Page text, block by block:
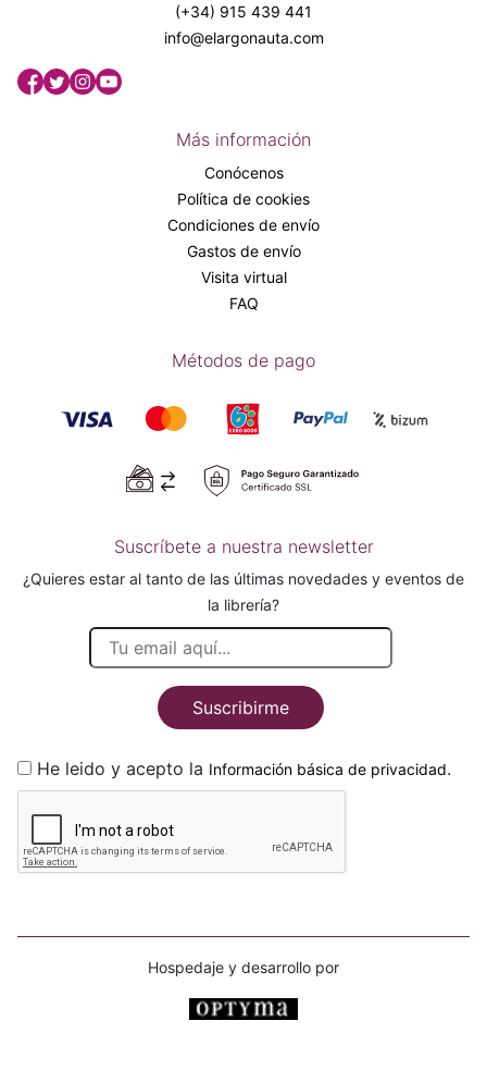
(+34) 915 439 441
info@elargonauta.com
Más información
Conócenos
Política de cookies
Condiciones de envío
Gastos de envío
Visita virtual
FAQ
Métodos de pago
Suscríbete a nuestra newsletter
¿Quieres estar al tanto de las últimas novedades y eventos de
la librería?
Suscribirme
He leido y acepto la Información básica de privacidad.
Hospedaje y desarrollo por